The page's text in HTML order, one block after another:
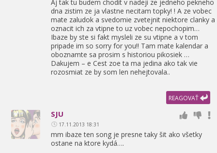
Aj tak tu budem chodit v nadeji ze jedneho pekneho
dna zistim ze ja vlastne necitam topky! ! A ze vobec
mate zaludok a svedomie zvetejnit niektore clanky a
oznacit ich za vtipne to uz vobec nepochopim…
Ibaze by ste si fakt mysleli ze su vtipne a v tom
pripade im so sorry for you!! Tam mate kalendar a
oboznamte sa prosim s historiou pikosiek …
Dakujem – e Cest zoe ta ma jedina ako tak vie
rozosmiat ze by som len nehejtovala..
REAGOVAŤ
SJU
17.11.2013 18:31
mm ibaze ten song je presne taky šit ako všetky
ostane na ktore kydá….